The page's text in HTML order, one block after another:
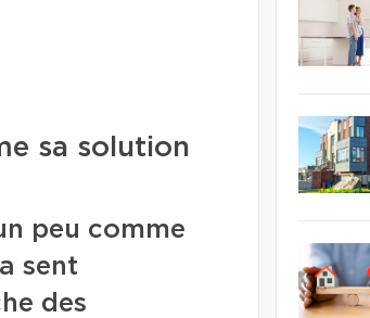
sa solution
peu comme
sent
des